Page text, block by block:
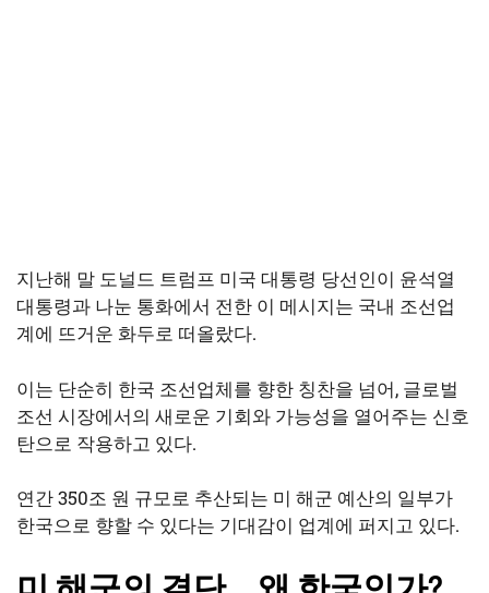
지난해 말 도널드 트럼프 미국 대통령 당선인이 윤석열
대통령과 나눈 통화에서 전한 이 메시지는 국내 조선업
계에 뜨거운 화두로 떠올랐다.
이는 단순히 한국 조선업체를 향한 칭찬을 넘어, 글로벌
조선 시장에서의 새로운 기회와 가능성을 열어주는 신호
탄으로 작용하고 있다.
연간 350조 원 규모로 추산되는 미 해군 예산의 일부가
한국으로 향할 수 있다는 기대감이 업계에 퍼지고 있다.